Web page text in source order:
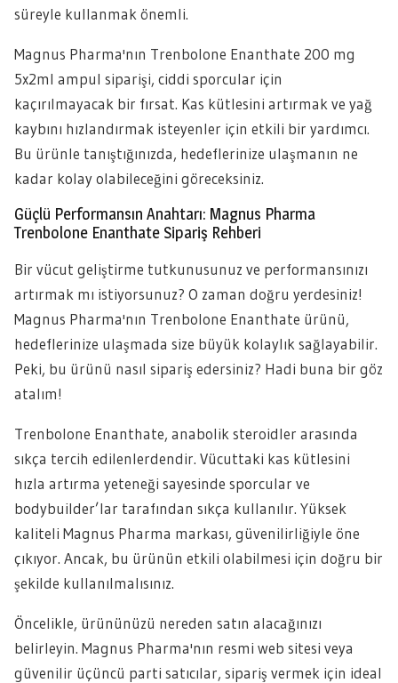
süreyle kullanmak önemli.
Magnus Pharma'nın Trenbolone Enanthate 200 mg
5x2ml ampul siparişi, ciddi sporcular için
kaçırılmayacak bir fırsat. Kas kütlesini artırmak ve yağ
kaybını hızlandırmak isteyenler için etkili bir yardımcı.
Bu ürünle tanıştığınızda, hedeflerinize ulaşmanın ne
kadar kolay olabileceğini göreceksiniz.
Güçlü Performansın Anahtarı: Magnus Pharma
Trenbolone Enanthate Sipariş Rehberi
Bir vücut geliştirme tutkunusunuz ve performansınızı
artırmak mı istiyorsunuz? O zaman doğru yerdesiniz!
Magnus Pharma'nın Trenbolone Enanthate ürünü,
hedeflerinize ulaşmada size büyük kolaylık sağlayabilir.
Peki, bu ürünü nasıl sipariş edersiniz? Hadi buna bir göz
atalım!
Trenbolone Enanthate, anabolik steroidler arasında
sıkça tercih edilenlerdendir. Vücuttaki kas kütlesini
hızla artırma yeteneği sayesinde sporcular ve
bodybuilder’lar tarafından sıkça kullanılır. Yüksek
kaliteli Magnus Pharma markası, güvenilirliğiyle öne
çıkıyor. Ancak, bu ürünün etkili olabilmesi için doğru bir
şekilde kullanılmalısınız.
Öncelikle, ürününüzü nereden satın alacağınızı
belirleyin. Magnus Pharma'nın resmi web sitesi veya
güvenilir üçüncü parti satıcılar, sipariş vermek için ideal